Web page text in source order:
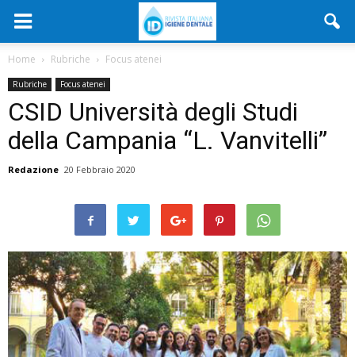
Home Rubriche Focus atenei
Rubriche Focus atenei
CSID Università degli Studi
della Campania “L. Vanvitelli”
Redazione 20 Febbraio 2020